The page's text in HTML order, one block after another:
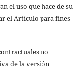
el uso que hace de su
el Artículo para fines
no
de la versión